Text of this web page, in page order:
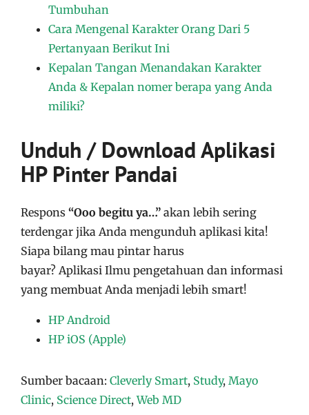
Tumbuhan
Cara Mengenal Karakter Orang Dari 5
Pertanyaan Berikut Ini
Kepalan Tangan Menandakan Karakter
Anda & Kepalan nomer berapa yang Anda
miliki?
Unduh / Download Aplikasi
HP Pinter Pandai
Respons “Ooo begitu ya…” akan lebih sering
terdengar jika Anda mengunduh aplikasi kita!
Siapa bilang mau pintar harus
bayar? Aplikasi Ilmu pengetahuan dan informasi
yang membuat Anda menjadi lebih smart!
HP Android
HP iOS (Apple)
Sumber bacaan: Cleverly Smart, Study, Mayo
Clinic, Science Direct,Web MD